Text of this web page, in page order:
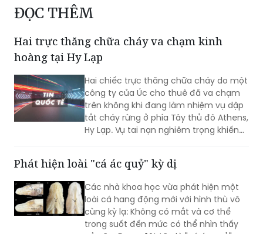
Triều Tiên khuyên người dân ăn thịt chó để
chống lại đợt nắng nóng gay gắt
ĐỌC THÊM
Hai trực thăng chữa cháy va chạm kinh
hoàng tại Hy Lạp
Hai chiếc trực thăng chữa cháy do một
công ty của Úc cho thuê đã va chạm
tắt cháy rừng ở phía Tây thủ đô Athens,
Hy Lạp. Vụ tai nạn nghiêm trọng khiến
hai người thiệt mạng.
Phát hiện loài "cá ác quỷ" kỳ dị
Các nhà khoa học vừa phát hiện một